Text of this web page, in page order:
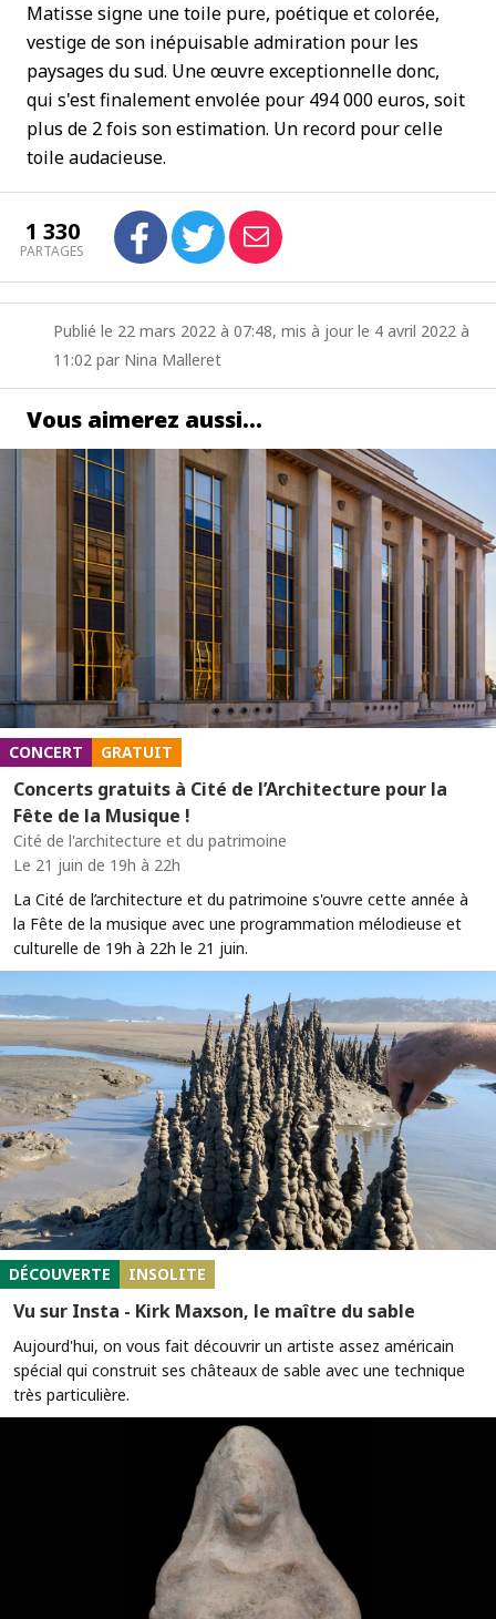
Matisse signe une toile pure, poétique et colorée,
vestige de son inépuisable admiration pour les
paysages du sud. Une œuvre exceptionnelle donc,
qui s'est finalement envolée pour 494 000 euros, soit
plus de 2 fois son estimation. Un record pour celle
toile audacieuse.
1 330
PARTAGES
Publié le 22 mars 2022 à 07:48, mis à jour le 4 avril 2022 à
11:02 par Nina Malleret
Vous aimerez aussi…
CONCERT GRATUIT
Concerts gratuits à Cité de l’Architecture pour la
Fête de la Musique !
Cité de l'architecture et du patrimoine
Le 21 juin de 19h à 22h
La Cité de l’architecture et du patrimoine s'ouvre cette année à
la Fête de la musique avec une programmation mélodieuse et
culturelle de 19h à 22h le 21 juin.
DÉCOUVERTE INSOLITE
Vu sur Insta - Kirk Maxson, le maître du sable
Aujourd'hui, on vous fait découvrir un artiste assez américain
spécial qui construit ses châteaux de sable avec une technique
très particulière.